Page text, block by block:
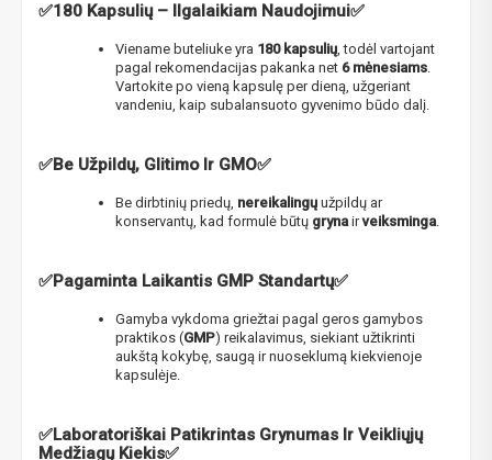
✅180 Kapsulių – Ilgalaikiam Naudojimui✅
Viename buteliuke yra 180 kapsulių, todėl vartojant
pagal rekomendacijas pakanka net 6 mėnesiams.
Vartokite po vieną kapsulę per dieną, užgeriant
vandeniu, kaip subalansuoto gyvenimo būdo dalį.
✅Be Užpildų, Glitimo Ir GMO✅
Be dirbtinių priedų, nereikalingų užpildų ar
konservantų, kad formulė būtų grynairveiksminga.
✅Pagaminta Laikantis GMP Standartų✅
Gamyba vykdoma griežtai pagal geros gamybos
praktikos (GMP) reikalavimus, siekiant užtikrinti
aukštą kokybę, saugą ir nuoseklumą kiekvienoje
kapsulėje.
✅Laboratoriškai Patikrintas Grynumas Ir Veikliųjų
Medžiagų Kiekis✅